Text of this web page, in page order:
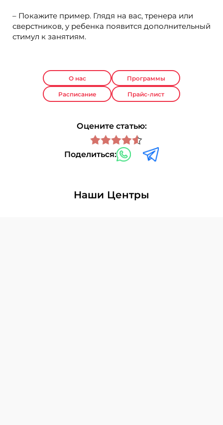
– Покажите пример. Глядя на вас, тренера или
сверстников, у ребенка появится дополнительный
стимул к занятиям.
О нас Программы
Расписание Прайс-лист
Оцените статью:
Поделиться:
Наши Центры